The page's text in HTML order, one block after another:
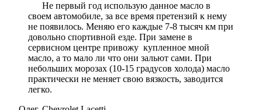
Не первый год использую данное масло в
своем автомобиле, за все время претензий к нему
не появилось. Меняю его каждые 7-8 тысяч км при
довольно спортивной езде. При замене в
сервисном центре привожу купленное мной
масло, а то мало ли что они зальют сами. При
небольших морозах (10-15 градусов холода) масло
практически не меняет свою вязкость, заводится
легко.